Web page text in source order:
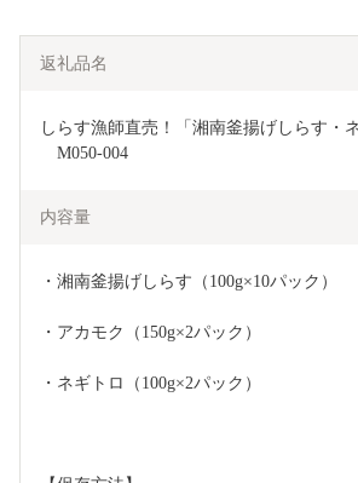
返礼品名
しらす漁師直売！「湘南釜揚げしらす・
M050-004
内容量
・湘南釜揚げしらす（100g×10パック）
・アカモク（150g×2パック）
・ネギトロ（100g×2パック）